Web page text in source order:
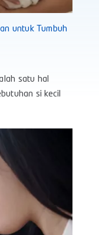
untuk Tumbuh
satu hal
si kecil